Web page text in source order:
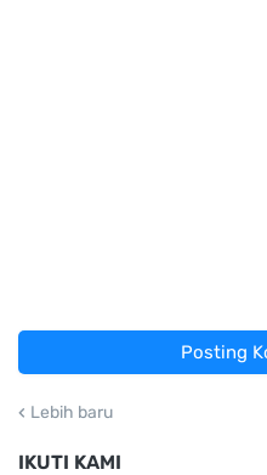
Posting
Lebih baru
IKUTI KAMI